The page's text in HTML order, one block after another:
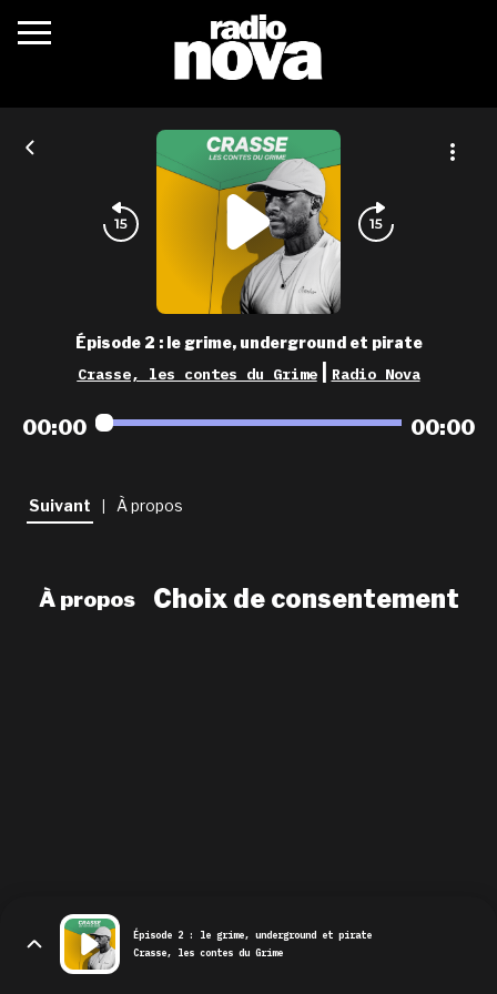
c’était quoi ?
actualités
podcasts
nova aime
les grilles
playlists
newsletter
Épisode 2 : le grime, underground et pirate
Crasse, les contes du Grime Radio Nova
00:00 00:00
Suivant À propos
À propos Choix de consentement
Épisode 2 : le grime, underground et pirate
Crasse, les contes du Grime